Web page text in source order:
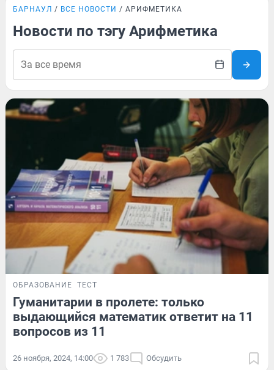
БАРНАУЛ ВСЕ НОВОСТИ АРИФМЕТИКА
Новости по тэгу Арифметика
ОБРАЗОВАНИЕ ТЕСТ
Гуманитарии в пролете: только
выдающийся математик ответит на 11
вопросов из 11
26 ноября, 2024, 14:00 1 783 Обсудить